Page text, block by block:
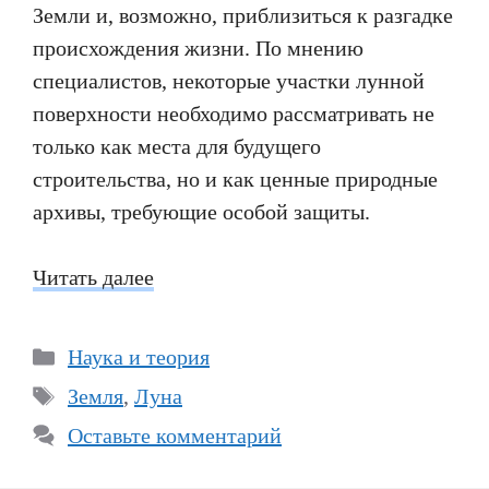
Земли и, возможно, приблизиться к разгадке
происхождения жизни. По мнению
специалистов, некоторые участки лунной
поверхности необходимо рассматривать не
только как места для будущего
строительства, но и как ценные природные
архивы, требующие особой защиты.
Читать далее
Рубрики
Наука и теория
Метки
Земля, Луна
Оставьте комментарий